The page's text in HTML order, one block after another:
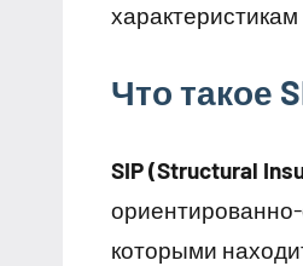
Что такое
SIP (Structural
которыми